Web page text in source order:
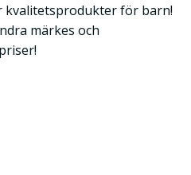
kvalitetsprodukter för barn!
märkes och